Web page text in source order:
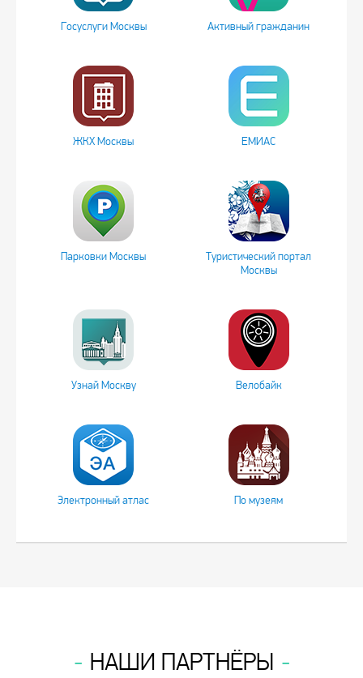
Госуслуги Москвы Активный гражданин
ЖКХ Москвы ЕМИАС
Парковки Москвы
Туристический портал
Москвы
Узнай Москву Велобайк
Электронный атлас По музеям
НАШИ ПАРТНЁРЫ